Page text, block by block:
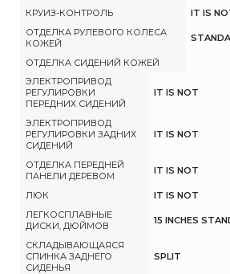
КРУИЗ-КОНТРОЛЬ
IT IS
ОТДЕЛКА РУЛЕВОГО КОЛЕСА
КОЖЕЙ
ОТДЕЛКА СИДЕНИЙ КОЖЕЙ
ЭЛЕКТРОПРИВОД
РЕГУЛИРОВКИ
ПЕРЕДНИХ СИДЕНИЙ
IT IS NOT
ЭЛЕКТРОПРИВОД
РЕГУЛИРОВКИ ЗАДНИХ
СИДЕНИЙ
IT IS NOT
ОТДЕЛКА ПЕРЕДНЕЙ
ПАНЕЛИ ДЕРЕВОМ
IT IS NOT
ЛЮК
IT IS NOT
ЛЕГКОСПЛАВНЫЕ
ДИСКИ, ДЮЙМОВ
15 INCHES
СКЛАДЫВАЮЩАЯСЯ
СПИНКА ЗАДНЕГО
СИДЕНЬЯ
SPLIT